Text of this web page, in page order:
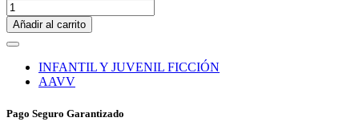
Añadir al carrito
INFANTIL Y JUVENIL FICCIÓN
AAVV
Pago Seguro Garantizado